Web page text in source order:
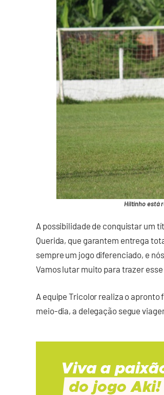
Hiltinho está
A possibilidade de conquistar um
Querida, que garantem entrega
sempre um jogo diferenciado, e
Vamos lutar muito para trazer
A equipe Tricolor realiza o apronto
meio-dia, a delegação segue